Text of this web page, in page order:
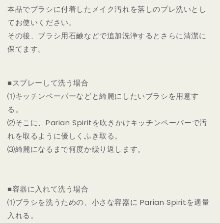
本品でブラシに付着したメイク汚れを落しのプレ洗いとし
てお使いください。
その後、ブラシ用石鹸などで追加洗浄するとさらに清潔に
保てます。
■スプレーして洗う場合
⑴キッチンペーパーなどと綺麗にしたいブラシを用意す
る。
⑵そこに、Parian Spiritを吹きかけキッチンペーパーで汚
れを取るように優しくふき取る。
⑶綺麗になるまで何度か繰り返します。
■容器に入れて洗う場合
⑴ブラシを洗うための、小さな容器に Parian Spiritを適量
入れる。